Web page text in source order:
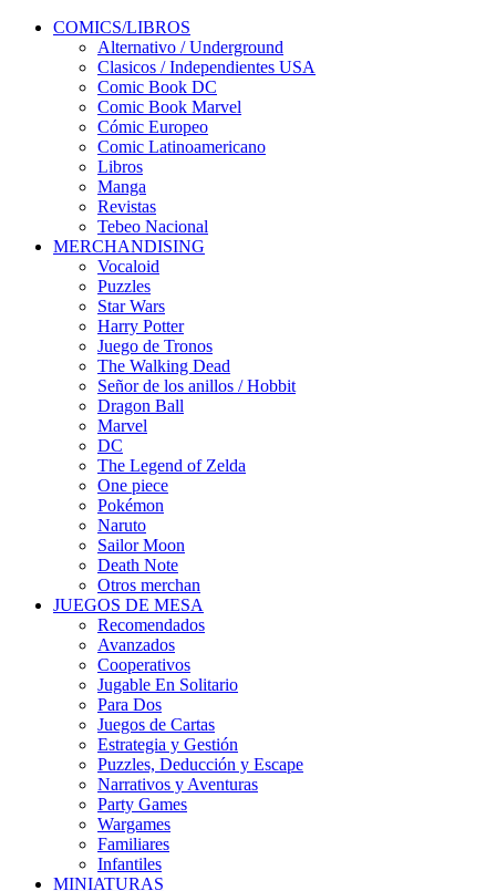
COMICS/LIBROS
Alternativo / Underground
Clasicos / Independientes USA
Comic Book DC
Comic Book Marvel
Cómic Europeo
Comic Latinoamericano
Libros
Manga
Revistas
Tebeo Nacional
MERCHANDISING
Vocaloid
Puzzles
Star Wars
Harry Potter
Juego de Tronos
The Walking Dead
Señor de los anillos / Hobbit
Dragon Ball
Marvel
DC
The Legend of Zelda
One piece
Pokémon
Naruto
Sailor Moon
Death Note
Otros merchan
JUEGOS DE MESA
Recomendados
Avanzados
Cooperativos
Jugable En Solitario
Para Dos
Juegos de Cartas
Estrategia y Gestión
Puzzles, Deducción y Escape
Narrativos y Aventuras
Party Games
Wargames
Familiares
Infantiles
MINIATURAS